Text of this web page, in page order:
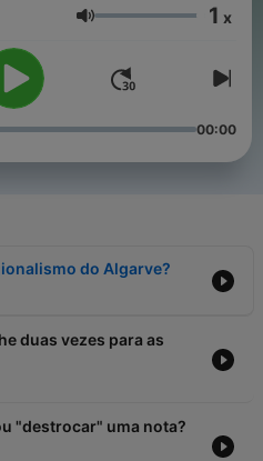
Volumen 1 x
00:00
do Algarve?
duas vezes para as
"destrocar" uma nota?